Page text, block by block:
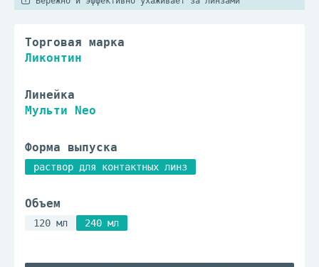
Торговая марка
Ликонтин
Линейка
Мульти Neo
Форма выпуска
раствор для контактных линз
Объем
120 мл 240 мл